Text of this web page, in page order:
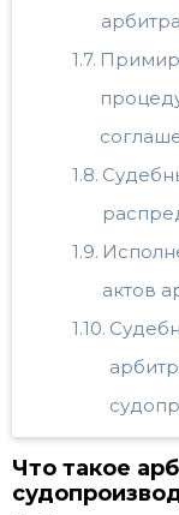
актов
Что такое